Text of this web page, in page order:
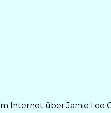
Internet über Jamie Lee